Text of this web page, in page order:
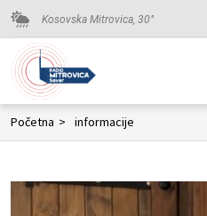
Kosovska Mitrovica, 30°
Početna > informacije